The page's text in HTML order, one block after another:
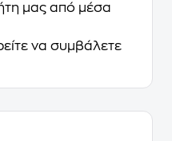
μας από μέσα
να συμβάλετε